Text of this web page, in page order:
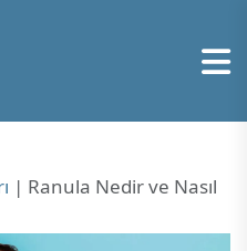
| Ranula Nedir ve Nasıl